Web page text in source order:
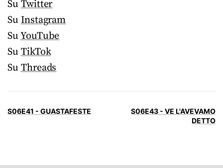
Su Twitter
Su Instagram
Su YouTube
Su TikTok
Su Threads
S06E41 - GUASTAFESTE
S06E43 - VE L'AVEVAMO
DETTO